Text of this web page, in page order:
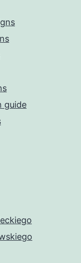
guide